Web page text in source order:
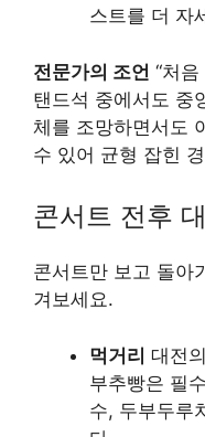
스트를 더 자
전문가의 조언 “처
탠드석 중에서도 중
체를 조망하면서도
수 있어 균형 잡힌
콘서트 전후
콘서트만 보고 돌아
겨보세요.
먹거리 대전
부추빵은 필
수, 두부두루